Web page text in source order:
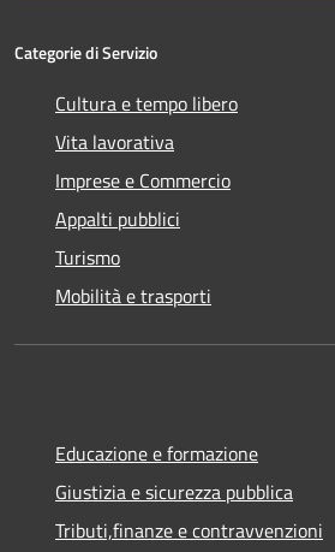
Categorie di Servizio
Cultura e tempo libero
Vita lavorativa
Imprese e Commercio
Appalti pubblici
Turismo
Mobilità e trasporti
Educazione e formazione
Giustizia e sicurezza pubblica
Tributi,finanze e contravvenzioni